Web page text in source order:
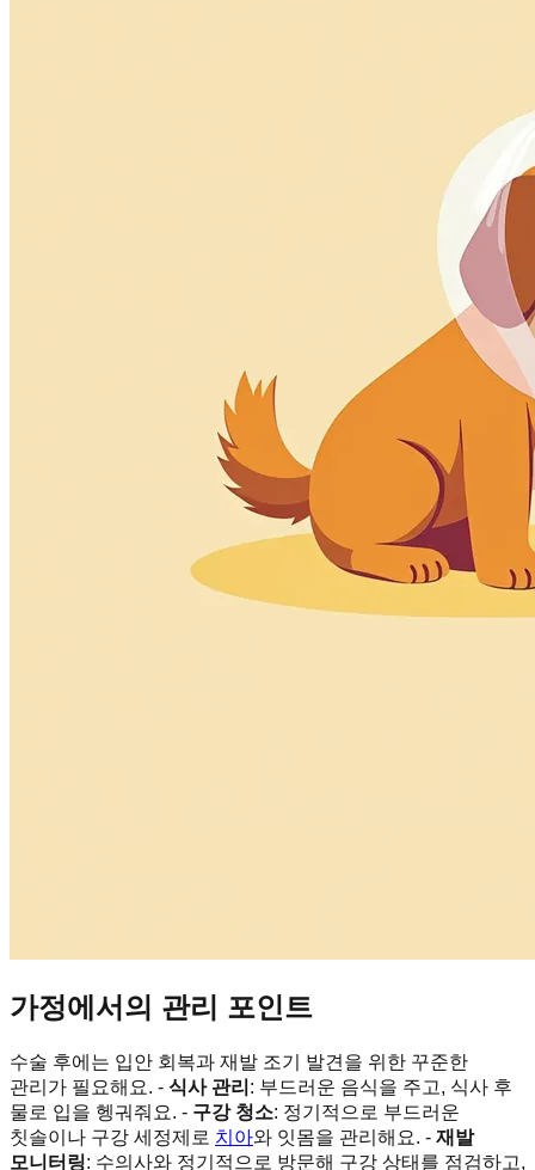
가정에서의 관리 포인트
수술 후에는 입안 회복과 재발 조기 발견을 위한 꾸준한
관리가 필요해요. - 식사 관리 : 부드러운 음식을 주고, 식사 후
물로 입을 헹궈줘요. - 구강 청소: 정기적으로 부드러운
칫솔이나 구강 세정제로 치아와 잇몸을 관리해요. - 재발
모니터링: 수의사와 정기적으로 방문해 구강 상태를 점검하고,